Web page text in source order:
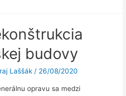
budovy
Laššák / 26/08/2020
opravu sa medzi